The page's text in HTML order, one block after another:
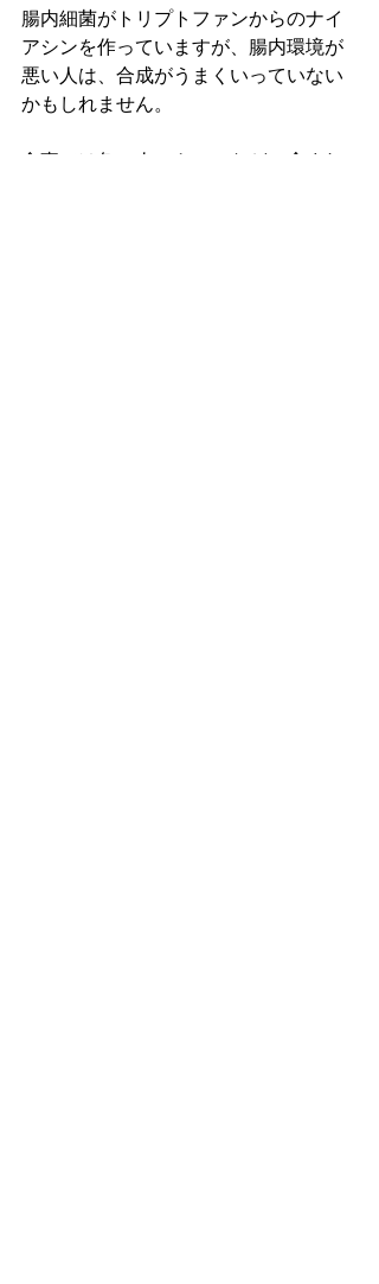
腸内細菌がトリプトファンからのナイ
アシンを作っていますが、腸内環境が
悪い人は、合成がうまくいっていない
かもしれません。
食事では魚・肉・きのこなどに含まれ